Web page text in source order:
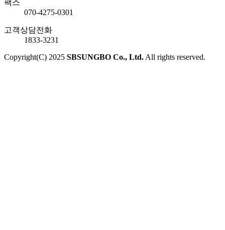
팩스
070-4275-0301
고객상담전화
1833-3231
Copyright(C) 2025 SBSUNGBO Co., Ltd. All rights reserved.